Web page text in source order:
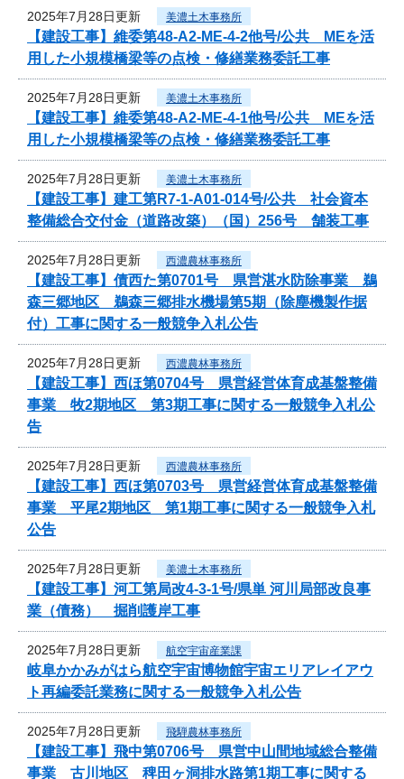
2025年7月28日更新 美濃土木事務所
【建設工事】維委第48-A2-ME-4-2他号/公共 MEを活
用した小規模橋梁等の点検・修繕業務委託工事
2025年7月28日更新 美濃土木事務所
【建設工事】維委第48-A2-ME-4-1他号/公共 MEを活
用した小規模橋梁等の点検・修繕業務委託工事
2025年7月28日更新 美濃土木事務所
【建設工事】建工第R7-1-A01-014号/公共 社会資本
整備総合交付金（道路改築）（国）256号 舗装工事
2025年7月28日更新 西濃農林事務所
【建設工事】債西た第0701号 県営湛水防除事業 鵜
森三郷地区 鵜森三郷排水機場第5期（除塵機製作据
付）工事に関する一般競争入札公告
2025年7月28日更新 西濃農林事務所
【建設工事】西ほ第0704号 県営経営体育成基盤整備
事業 牧2期地区 第3期工事に関する一般競争入札公
告
2025年7月28日更新 西濃農林事務所
【建設工事】西ほ第0703号 県営経営体育成基盤整備
事業 平尾2期地区 第1期工事に関する一般競争入札
公告
2025年7月28日更新 美濃土木事務所
【建設工事】河工第局改4-3-1号/県単 河川局部改良事
業（債務） 掘削護岸工事
2025年7月28日更新 航空宇宙産業課
岐阜かかみがはら航空宇宙博物館宇宙エリアレイアウ
ト再編委託業務に関する一般競争入札公告
2025年7月28日更新 飛騨農林事務所
【建設工事】飛中第0706号 県営中山間地域総合整備
事業 古川地区 稗田ヶ洞排水路第1期工事に関する